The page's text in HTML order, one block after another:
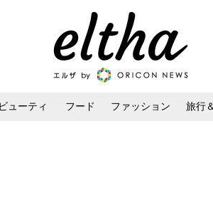
ビューティ フード ファッション 旅行